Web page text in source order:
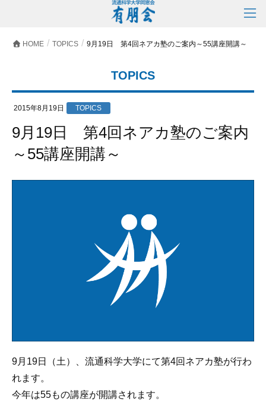
HOME TOPICS 9月19日 第4回ネアカ塾のご案内～55講座開講～
TOPICS
2015年8月19日 TOPICS
9月19日 第4回ネアカ塾のご案内
～55講座開講～
9月19日（土）、流通科学大学にて第4回ネアカ塾が行わ
れます。
今年は55もの講座が開講されます。